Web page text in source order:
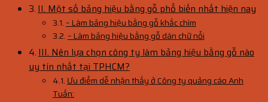
II. Một số bảng hiệu bằng gỗ phổ biến nhất hiện nay
– Làm bảng hiệu bằng gỗ khắc chìm
– Làm bảng hiệu bằng gỗ dán chữ nổi
III. Nên lựa chọn công ty làm bảng hiệu bằng gỗ nào
uy tín nhất tại TPHCM?
Ưu điểm dễ nhận thấy ở Công ty quảng cáo Anh
Tuấn: